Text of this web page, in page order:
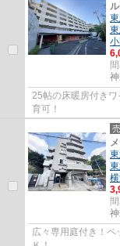
25帖の床暖房付き
育可！
広々専用庭付き！ペ